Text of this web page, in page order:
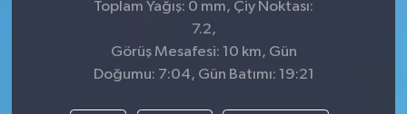
Toplam Yağış: 0 mm, Çiy Noktası:
7.2,
Görüş Mesafesi: 10 km, Gün
Doğumu: 7:04, Gün Batımı: 19:21